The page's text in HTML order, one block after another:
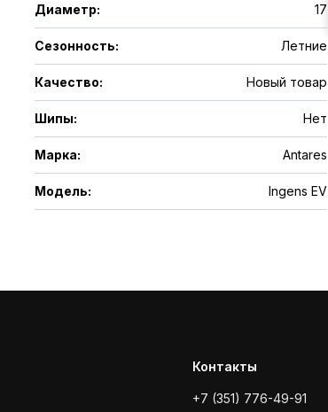
Диаметр: 17
Сезонность: Летние
Качество: Новый товар
Шипы: Нет
Марка: Antares
Модель: Ingens EV
Контакты
+7 (351) 776-49-91